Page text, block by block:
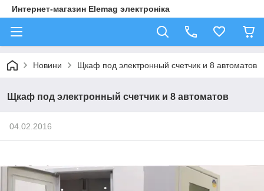
Интернет-магазин Elemag электроніка
Новини Щкаф под электронный счетчик и 8 автоматов
Щкаф под электронный счетчик и 8 автоматов
04.02.2016